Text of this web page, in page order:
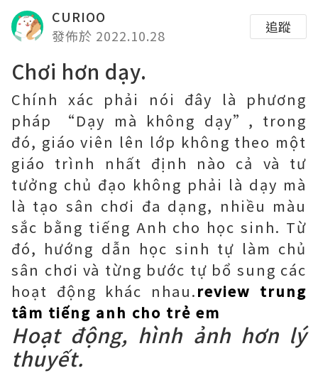
CURIOO
發佈於 2022.10.28
追蹤
Chơi hơn dạy.
Chính xác phải nói đây là phương
pháp “Dạy mà không dạy”, trong
đó, giáo viên lên lớp không theo một
giáo trình nhất định nào cả và tư
tưởng chủ đạo không phải là dạy mà
là tạo sân chơi đa dạng, nhiều màu
sắc bằng tiếng Anh cho học sinh. Từ
đó, hướng dẫn học sinh tự làm chủ
sân chơi và từng bước tự bổ sung các
hoạt động khác nhau.review trung
tâm tiếng anh cho trẻ em
Hoạt động, hình ảnh hơn lý
thuyết.